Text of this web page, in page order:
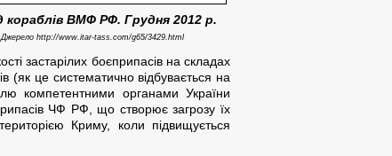
кораблів ВМФ РФ. Грудня 2012 р.
Джерело http://www.itar-tass.com/g65/3429.html
застарілих боєприпасів на складах
(як це систематично відбувається на
компетентними органами України
ЧФ РФ, що створює загрозу їх
Криму, коли підвищується